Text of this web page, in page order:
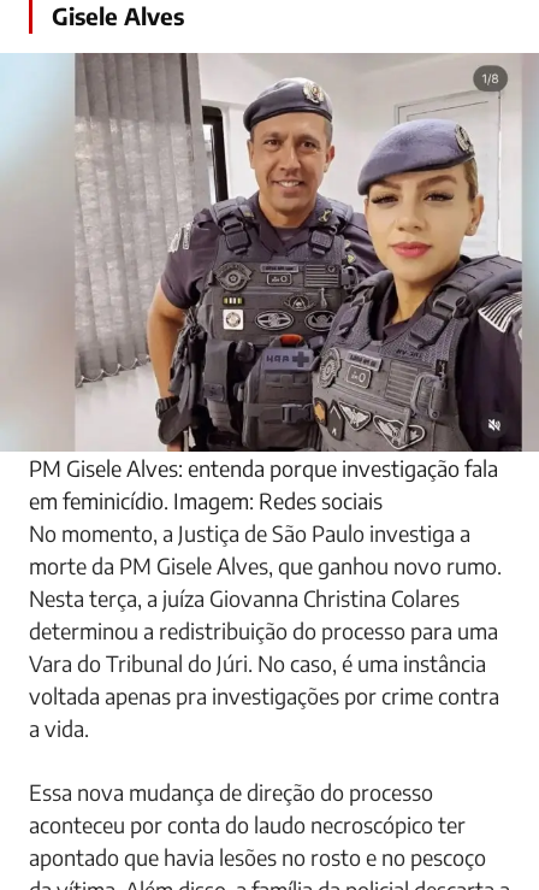
Gisele Alves
PM Gisele Alves: entenda porque investigação fala
em feminicídio. Imagem: Redes sociais
No momento, a Justiça de São Paulo investiga a
morte da PM Gisele Alves, que ganhou novo rumo.
Nesta terça, a juíza Giovanna Christina Colares
determinou a redistribuição do processo para uma
Vara do Tribunal do Júri. No caso, é uma instância
voltada apenas pra investigações por crime contra
a vida.
Essa nova mudança de direção do processo
aconteceu por conta do laudo necroscópico ter
apontado que havia lesões no rosto e no pescoço